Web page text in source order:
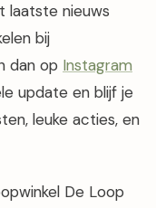
laatste nieuws
bij
dan op Instagram
update en blijf je
leuke acties, en
De Loop